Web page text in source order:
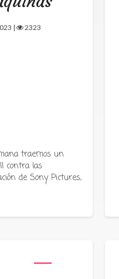
| 2323
traemos un
contra las
de Sony Pictures,